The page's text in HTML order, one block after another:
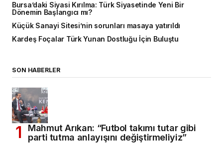
Bursa’daki Siyasi Kırılma: Türk Siyasetinde Yeni Bir
Dönemin Başlangıcı mı?
Küçük Sanayi Sitesi’nin sorunları masaya yatırıldı
Kardeş Foçalar Türk Yunan Dostluğu İçin Buluştu
SON HABERLER
Mahmut Arıkan: “Futbol takımı tutar gibi
parti tutma anlayışını değiştirmeliyiz”